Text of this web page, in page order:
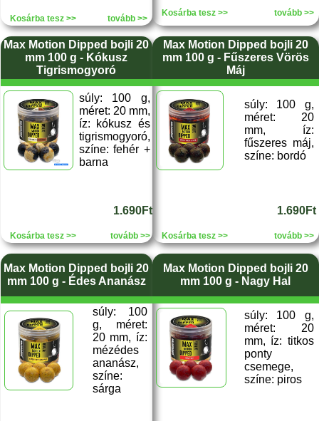
Kosárba tesz >> tovább >>
Kosárba tesz >> tovább >>
Max Motion Dipped bojli 20
mm 100 g - Kókusz
Tigrismogyoró
súly: 100 g,
méret: 20 mm,
íz: kókusz és
tigrismogyoró,
színe: fehér +
barna
1.690Ft
Kosárba tesz >> tovább >>
Max Motion Dipped bojli 20
mm 100 g - Fűszeres Vörös
Máj
súly: 100 g,
méret: 20
mm, íz:
fűszeres máj,
színe: bordó
1.690Ft
Kosárba tesz >> tovább >>
Max Motion Dipped bojli 20
mm 100 g - Édes Ananász
súly: 100
g, méret:
20 mm, íz:
mézédes
ananász,
színe:
sárga
Max Motion Dipped bojli 20
mm 100 g - Nagy Hal
súly: 100 g,
méret: 20
mm, íz: titkos
ponty
csemege,
színe: piros